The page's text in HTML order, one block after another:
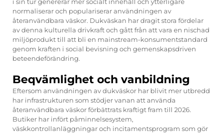
normaliserar och populariserar användningen av
återanvändbara väskor. Dukväskan har dragit stora fördelar
av denna kulturella drivkraft och gått från att vara en nischad
miljöprodukt till att bli en mainstream-konsumentstandard
genom kraften i social bevisning och gemenskapsdriven
beteendeförändring.
Beqvämlighet och vanbildning
Eftersom användningen av dukväskor har blivit mer utbredd
har infrastrukturen som stödjer vanan att använda
återanvändbara väskor förbättrats kraftigt fram till 2026.
Butiker har infört påminnelsesystem,
väskkontrollanläggningar och incitamentsprogram som gör